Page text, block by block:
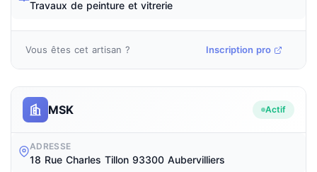
Travaux de peinture et vitrerie
Vous êtes cet artisan ? Inscription pro
MSK Actif
ADRESSE
18 Rue Charles Tillon 93300 Aubervilliers